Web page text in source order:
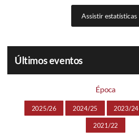
Assistir estatísticas
Últimos eventos
Época
2025/26 2024/25 2023/24
2021/22